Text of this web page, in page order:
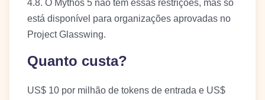
4.8. O Mythos 5 não tem essas restrições, mas só
está disponível para organizações aprovadas no
Project Glasswing.
Quanto custa?
US$ 10 por milhão de tokens de entrada e US$